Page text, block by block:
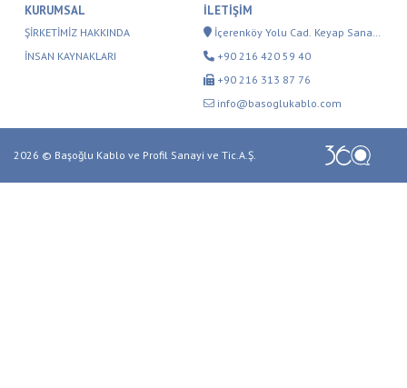
KURUMSAL
ŞIRKETIMIZ HAKKINDA
İNSAN KAYNAKLARI
İLETİŞİM
İçerenköy Yolu Cad. Keyap Sanayi
Sitesi E-2 Blok No: 82 Yukarı
Dudullu 34775 İstanbul - Türkiye
+90 216 420 59 40
+90 216 313 87 76
info@basoglukablo.com
2026 © Başoğlu Kablo ve Profil Sanayi ve Tic.A.Ş.